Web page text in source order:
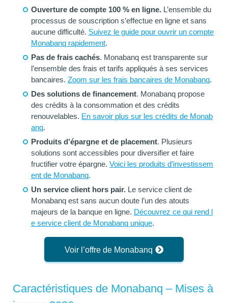
Ouverture de compte 100 % en ligne. L’ensemble du
processus de souscription s’effectue en ligne et sans
aucune difficulté. Suivez le guide pour ouvrir un compte
Monabanq rapidement.
Pas de frais cachés. Monabanq est transparente sur
l’ensemble des frais et tarifs appliqués à ses services
bancaires. Zoom sur les frais bancaires de Monabanq.
Des solutions de financement. Monabanq propose
des crédits à la consommation et des crédits
renouvelables. En savoir plus sur les crédits de Monab
anq.
Produits d’épargne et de placement. Plusieurs
solutions sont accessibles pour diversifier et faire
fructifier votre épargne. Voici les produits d’investissem
ent de Monabanq.
Un service client hors pair. Le service client de
Monabanq est sans aucun doute l’un des atouts
majeurs de la banque en ligne. Découvrez ce qui rend l
e service client de Monabanq unique.
Voir l’offre de Monabanq
Caractéristiques de Monabanq – Mises à